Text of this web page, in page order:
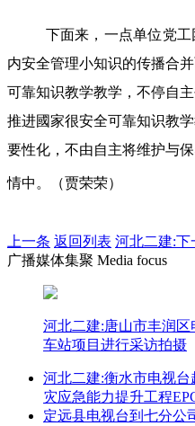
下面来，一点单位党
内安全管理小知识的传播合
可靠知识教学教学，不停自
推进國家很安全可靠知识教
要性化，不由自主将维护与
情中。（贾荣荣）
上一条 返回列表 河北二建:下
广播媒体集聚 Media focus
河北二建:唐山市丰润
车站项目进行采访拍摄
河北二建:衡水市电视
灾应急能力提升工程
定远县电视台到七分公